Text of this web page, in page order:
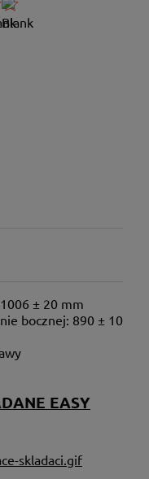
± 20 mm
bocznej: 890 ± 10
EASY